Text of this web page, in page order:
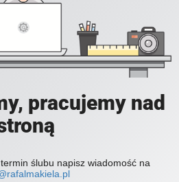
pracujemy nad
ślubu napisz wiadomość na